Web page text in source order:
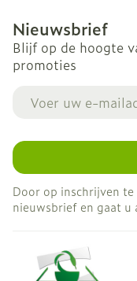
Nieuwsbrief
Blijf op de hoogte
promoties
Door op inschrijven
nieuwsbrief en gaat u